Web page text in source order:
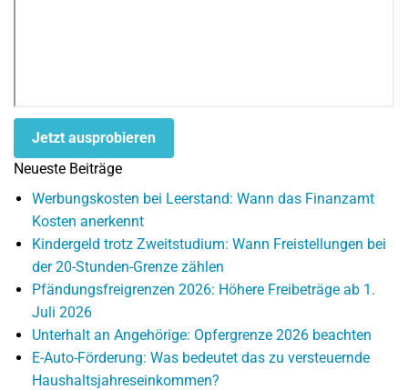
Jetzt ausprobieren
Neueste Beiträge
Werbungskosten bei Leerstand: Wann das Finanzamt
Kosten anerkennt
Kindergeld trotz Zweitstudium: Wann Freistellungen bei
der 20-Stunden-Grenze zählen
Pfändungsfreigrenzen 2026: Höhere Freibeträge ab 1.
Juli 2026
Unterhalt an Angehörige: Opfergrenze 2026 beachten
E-Auto-Förderung: Was bedeutet das zu versteuernde
Haushaltsjahreseinkommen?